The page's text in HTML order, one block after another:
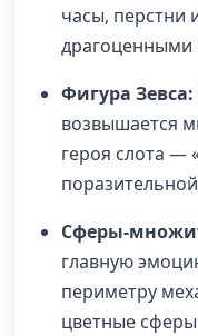
часы, перстни
драгоценными
Фигура Зевса:
возвышается
героя слота —
Сферы-
главную
периметру
цветные